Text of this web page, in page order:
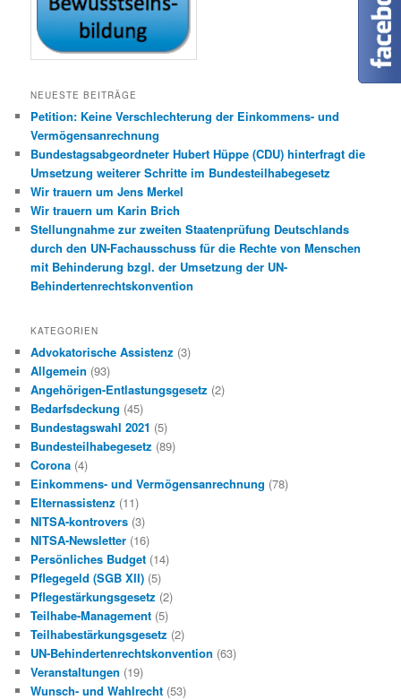
NEUESTE BEITRÄGE
Petition: Keine Verschlechterung der Einkommens- und
Vermögensanrechnung
Bundestagsabgeordneter Hubert Hüppe (CDU) hinterfragt die
Umsetzung weiterer Schritte im Bundesteilhabegesetz
Wir trauern um Jens Merkel
Wir trauern um Karin Brich
Stellungnahme zur zweiten Staatenprüfung Deutschlands
durch den UN-Fachausschuss für die Rechte von Menschen
mit Behinderung bzgl. der Umsetzung der UN-
Behindertenrechtskonvention
KATEGORIEN
Advokatorische Assistenz (3)
Allgemein (93)
Angehörigen-Entlastungsgesetz (2)
Bedarfsdeckung (45)
Bundestagswahl 2021 (5)
Bundesteilhabegesetz (89)
Corona (4)
Einkommens- und Vermögensanrechnung (78)
Elternassistenz (11)
NITSA-kontrovers (3)
NITSA-Newsletter (16)
Persönliches Budget (14)
Pflegegeld (SGB XII) (5)
Pflegestärkungsgesetz (2)
Teilhabe-Management (5)
Teilhabestärkungsgesetz (2)
UN-Behindertenrechtskonvention (63)
Veranstaltungen (19)
Wunsch- und Wahlrecht (53)